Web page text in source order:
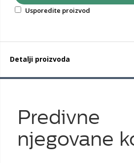
Usporedite proizvod
Detalji proizvoda
Predivne
njegovane